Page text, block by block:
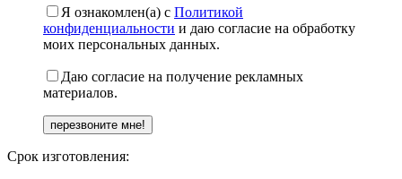
Я ознакомлен(а) с Политикой
конфиденциальности и даю согласие на обработку
моих персональных данных.
Даю согласие на получение рекламных
материалов.
Срок изготовления: